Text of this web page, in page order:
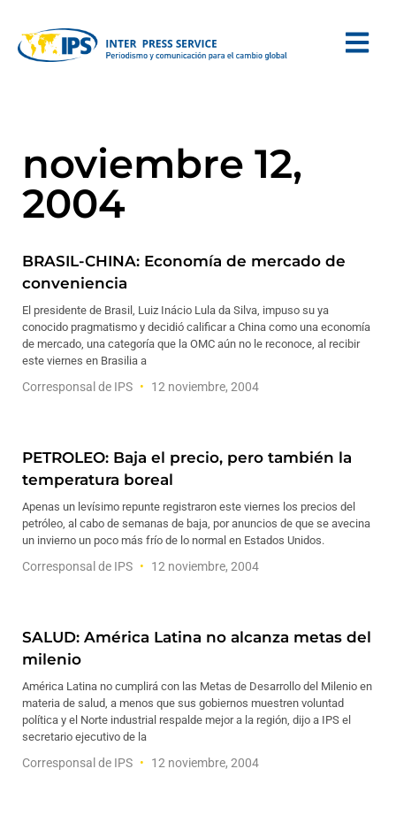
noviembre 12,
2004
BRASIL-CHINA: Economía de mercado de
conveniencia
El presidente de Brasil, Luiz Inácio Lula da Silva, impuso su ya
conocido pragmatismo y decidió calificar a China como una economía
de mercado, una categoría que la OMC aún no le reconoce, al recibir
este viernes en Brasilia a
Corresponsal de IPS 12 noviembre, 2004
PETROLEO: Baja el precio, pero también la
temperatura boreal
Apenas un levísimo repunte registraron este viernes los precios del
petróleo, al cabo de semanas de baja, por anuncios de que se avecina
un invierno un poco más frío de lo normal en Estados Unidos.
Corresponsal de IPS 12 noviembre, 2004
SALUD: América Latina no alcanza metas del
milenio
América Latina no cumplirá con las Metas de Desarrollo del Milenio en
materia de salud, a menos que sus gobiernos muestren voluntad
política y el Norte industrial respalde mejor a la región, dijo a IPS el
secretario ejecutivo de la
Corresponsal de IPS 12 noviembre, 2004